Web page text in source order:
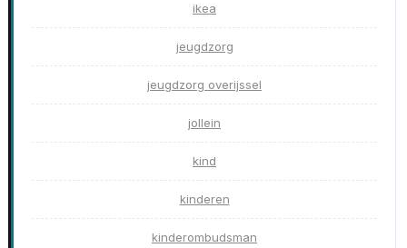
ikea
jeugdzorg
jeugdzorg overijssel
jollein
kind
kinderen
kinderombudsman